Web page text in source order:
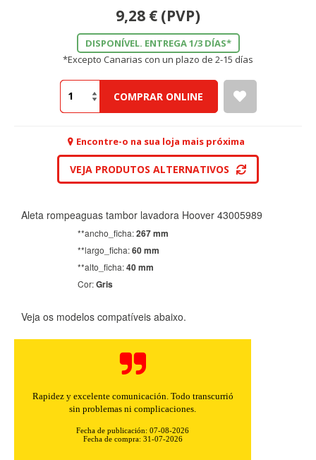
9,28 € (PVP)
DISPONÍVEL. ENTREGA 1/3 DÍAS*
*Excepto Canarias con un plazo de 2-15 días
COMPRAR ONLINE
Encontre-o na sua loja mais próxima
VEJA PRODUTOS ALTERNATIVOS
Aleta rompeaguas tambor lavadora Hoover 43005989
**ancho_ficha:267 mm
**largo_ficha:60 mm
**alto_ficha:40 mm
Cor:Gris
Veja os modelos compatíveis abaixo.
Rapidez y excelente comunicación. Todo transcurrió
sin problemas ni complicaciones.
Fecha de publicación: 07-08-2026
Fecha de compra: 31-07-2026
CONFIGURACIÓN DE COOKIES
HABILITAR TODO RECHAZAR TODO